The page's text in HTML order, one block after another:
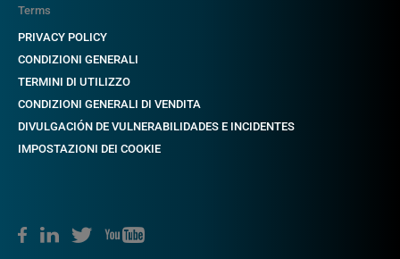
Terms
PRIVACY POLICY
CONDIZIONI GENERALI
TERMINI DI UTILIZZO
CONDIZIONI GENERALI DI VENDITA
DIVULGACIÓN DE VULNERABILIDADES E INCIDENTES
IMPOSTAZIONI DEI COOKIE